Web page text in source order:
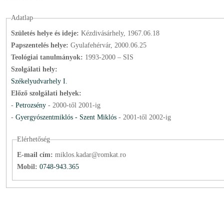
Adatlap
Születés helye és ideje: Kézdivásárhely, 1967.06.18
Papszentelés helye: Gyulafehérvár, 2000.06.25
Teológiai tanulmányok: 1993-2000 – SIS
Szolgálati hely:
Székelyudvarhely I.
Előző szolgálati helyek:
- Petrozsény - 2000-től 2001-ig
- Gyergyószentmiklós - Szent Miklós- 2001-től 2002-ig
Elérhetőség
E-mail cím: miklos.kadar@romkat.ro
Mobil: 0748-943.365